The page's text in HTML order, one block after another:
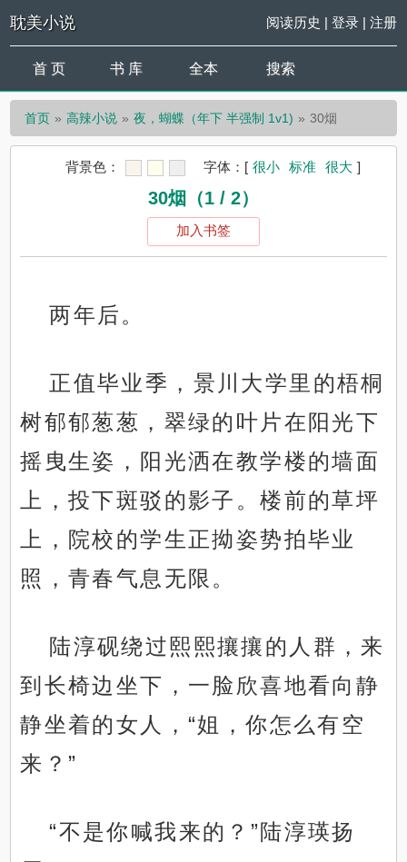
耽美小说 阅读历史 | 登录| 注册
首 页 书 库 全本 搜索
首页 高辣小说 夜，蝴蝶（年下 半强制 1v1) 30烟
背景色： 字体： [ 很小 标准 很大 ]
30烟（1 / 2）
加入书签
两年后。
正值毕业季，景川大学里的梧桐
树郁郁葱葱，翠绿的叶片在阳光下
摇曳生姿，阳光洒在教学楼的墙面
上，投下斑驳的影子。楼前的草坪
上，院校的学生正拗姿势拍毕业
照，青春气息无限。
陆淳砚绕过熙熙攘攘的人群，来
到长椅边坐下，一脸欣喜地看向静
静坐着的女人，“姐，你怎么有空
来？”
“不是你喊我来的？”陆淳瑛扬